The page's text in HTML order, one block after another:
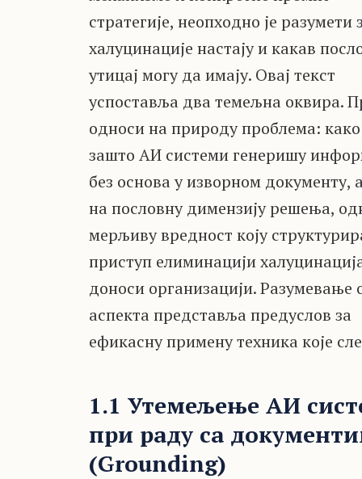
стратегије, неопходно је разумети
халуцинације настају и какав
утицај могу да имају. Овај текст
успоставља два темељна оквира.
односи на природу проблема:
зашто АИ системи генеришу
без основа у изворном документу,
на пословну димензију решења,
мерљиву вредност коју
приступ елиминацији
доноси организацији. Разумевање
аспекта представља предуслов за
ефикасну примену техника које
1.1 Утемељење АИ
при раду са
(Grounding)